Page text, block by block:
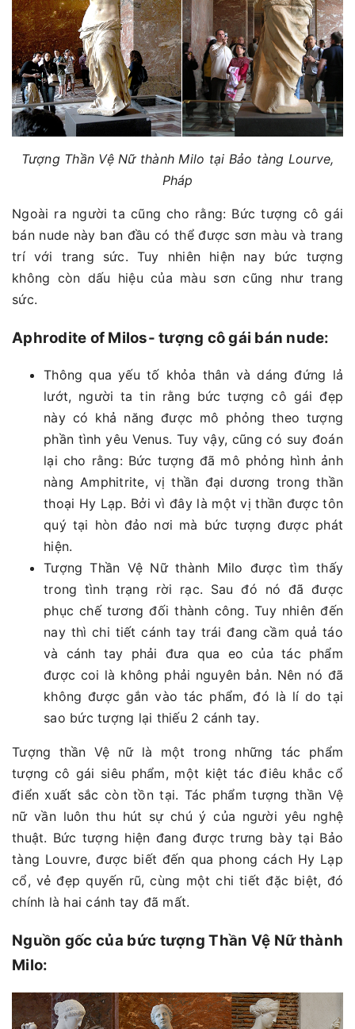
Tượng Thần Vệ Nữ thành Milo tại Bảo tàng Lourve,
Pháp
Ngoài ra người ta cũng cho rằng: Bức tượng cô gái
bán nude này ban đầu có thể được sơn màu và trang
trí với trang sức. Tuy nhiên hiện nay bức tượng
không còn dấu hiệu của màu sơn cũng như trang
sức.
Aphrodite of Milos- tượng cô gái bán nude:
Thông qua yếu tố khỏa thân và dáng đứng lả
lướt, người ta tin rằng bức tượng cô gái đẹp
này có khả năng được mô phỏng theo tượng
phần tình yêu Venus. Tuy vậy, cũng có suy đoán
lại cho rằng: Bức tượng đã mô phỏng hình ảnh
nàng Amphitrite, vị thần đại dương trong thần
thoại Hy Lạp. Bởi vì đây là một vị thần được tôn
quý tại hòn đảo nơi mà bức tượng được phát
hiện.
Tượng Thần Vệ Nữ thành Milo được tìm thấy
trong tình trạng rời rạc. Sau đó nó đã được
phục chế tương đối thành công. Tuy nhiên đến
nay thì chi tiết cánh tay trái đang cầm quả táo
và cánh tay phải đưa qua eo của tác phẩm
được coi là không phải nguyên bản. Nên nó đã
không được gắn vào tác phẩm, đó là lí do tại
sao bức tượng lại thiếu 2 cánh tay.
Tượng thần Vệ nữ là một trong những tác phẩm
tượng cô gái siêu phẩm, một kiệt tác điêu khắc cổ
điển xuất sắc còn tồn tại. Tác phẩm tượng thần Vệ
nữ vần luôn thu hút sự chú ý của người yêu nghệ
thuật. Bức tượng hiện đang được trưng bày tại Bảo
tàng Louvre, được biết đến qua phong cách Hy Lạp
cổ, vẻ đẹp quyến rũ, cùng một chi tiết đặc biệt, đó
chính là hai cánh tay đã mất.
Nguồn gốc của bức tượng Thần Vệ Nữ thành
Milo: